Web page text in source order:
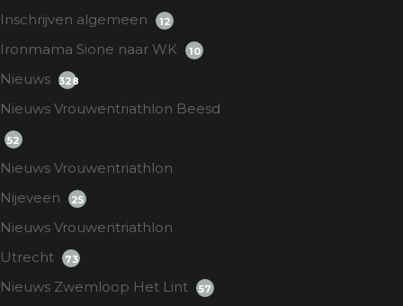
Inschrijven algemeen 12
Ironmama Sione naar WK 10
Nieuws 328
Nieuws Vrouwentriathlon Beesd
52
Nieuws Vrouwentriathlon
Nijeveen
25
Nieuws Vrouwentriathlon
Utrecht
73
Nieuws Zwemloop Het Lint 57